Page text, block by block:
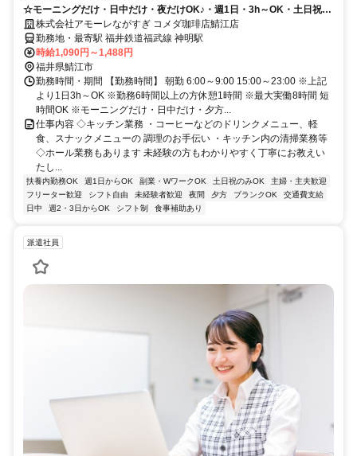
☆モーニングだけ・日中だけ・夜だけOK♪・週1日・3h～OK・土日祝時
給1190円
株式会社アモーレながすぎ コメダ珈琲店鯖江店
勤務地・最寄駅 福井鉄道福武線 神明駅
時給1,090円～1,488円
福井県鯖江市
勤務時間・期間 【勤務時間】 朝勤 6:00～9:00 15:00～23:00 ※上記
より1日3h～OK ※勤務6時間以上の方休憩1時間 ※最大実働8時間 短
時間OK ※モーニングだけ・日中だけ・夕方...
仕事内容 ◇キッチン業務 ・コーヒーなどのドリンクメニュー、軽
食、スナックメニューの 調理のお手伝い ・キッチン内の清掃業務等
◇ホール業務もあります 未経験の方もわかりやすく丁寧にお教えい
たし...
扶養内勤務OK 週1日からOK 副業・WワークOK 土日祝のみOK
主婦・主夫歓迎
フリーター歓迎
シフト自由 未経験者歓迎 夜間 夕方 ブランクOK
交通費支給
日中
週2・3日からOK シフト制 食事補助あり
派遣社員